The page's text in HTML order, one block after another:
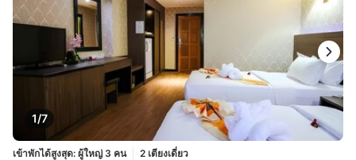
1/7
เข้าพักได้สูงสุด: ผู้ใหญ่ 3 คน
2 เตียงเดี่ยว